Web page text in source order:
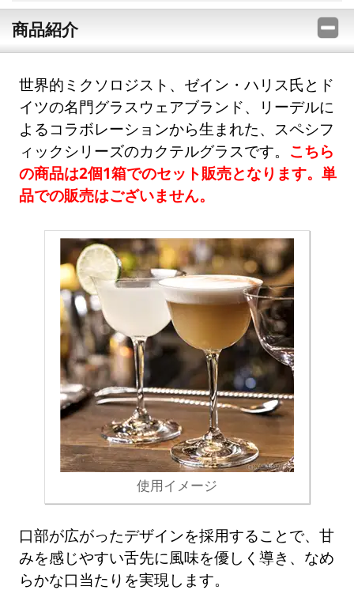
商品紹介
世界的ミクソロジスト、ゼイン・ハリス氏とド
イツの名門グラスウェアブランド、リーデルに
よるコラボレーションから生まれた、スペシフ
ィックシリーズのカクテルグラスです。 こちら
の商品は2個1箱でのセット販売となります。単
品での販売はございません。
使用イメージ
口部が広がったデザインを採用することで、甘
みを感じやすい舌先に風味を優しく導き、なめ
らかな口当たりを実現します。